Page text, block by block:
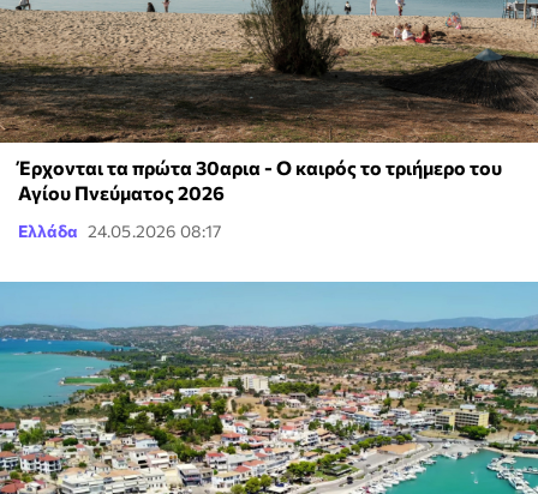
Έρχονται τα πρώτα 30αρια - Ο καιρός το τριήμερο του
Αγίου Πνεύματος 2026
Ελλάδα 24.05.2026 08:17